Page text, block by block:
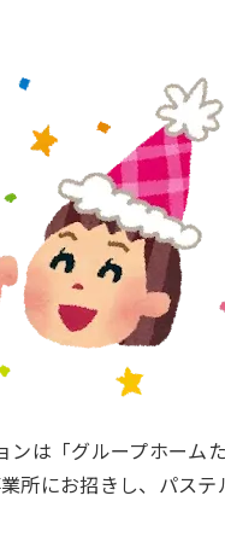
は「グループホーム
所にお招きし、パス